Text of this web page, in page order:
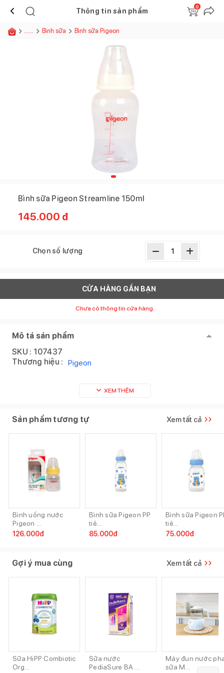
Thông tin sản phẩm
0
...... Bình sữa Bình sữa Pigeon
Bình sữa Pigeon Streamline 150ml
145.000 đ
Chọn số lượng
CỬA HÀNG GẦN BẠN
Chưa có thông tin cửa hàng.
Mô tả sản phẩm
SKU : 107437
Thương hiệu : Pigeon
XEM THÊM
Sản phẩm tương tự Xem tất cả
Bình uống nước
Pigeon ...
126.000đ
Bình sữa Pigeon PP
tiê...
85.000đ
Bình sữa Pigeon
tiê...
75.000đ
Gợi ý mua cùng Xem tất cả
Sữa HiPP Combiotic
Org...
Sữa nước
PediaSure BA ...
Máy đun nước
sữa M...